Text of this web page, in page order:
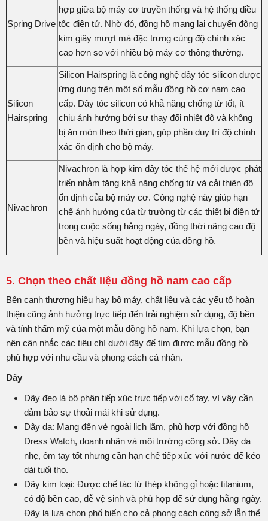
Spring Drive
hợp giữa bộ máy cơ truyền thống và hệ thống điều
tốc điện tử. Nhờ đó, đồng hồ mang lại chuyển động
kim giây mượt mà đặc trưng cùng độ chính xác
cao hơn so với nhiều bộ máy cơ thông thường.
Silicon
Hairspring
Silicon Hairspring là công nghệ dây tóc silicon được
ứng dụng trên một số mẫu đồng hồ cơ nam cao
cấp. Dây tóc silicon có khả năng chống từ tốt, ít
chịu ảnh hưởng bởi sự thay đổi nhiệt độ và không
bị ăn mòn theo thời gian, góp phần duy trì độ chính
xác ổn định cho bộ máy.
Nivachron
Nivachron là hợp kim dây tóc thế hệ mới được phát
triển nhằm tăng khả năng chống từ và cải thiện độ
ổn định của bộ máy cơ. Công nghệ này giúp hạn
chế ảnh hưởng của từ trường từ các thiết bị điện tử
trong cuộc sống hằng ngày, đồng thời nâng cao độ
bền và hiệu suất hoạt động của đồng hồ.
5. Chọn theo chất liệu đồng hồ nam cao cấp
Bên cạnh thương hiệu hay bộ máy, chất liệu và các yếu tố hoàn
thiện cũng ảnh hưởng trực tiếp đến trải nghiệm sử dụng, độ bền
và tính thẩm mỹ của một mẫu đồng hồ nam. Khi lựa chọn, bạn
nên cân nhắc các tiêu chí dưới đây để tìm được mẫu đồng hồ
phù hợp với nhu cầu và phong cách cá nhân.
Dây
Dây đeo là bộ phận tiếp xúc trực tiếp với cổ tay, vì vậy cần
đảm bảo sự thoải mái khi sử dụng.
Dây da: Mang đến vẻ ngoài lịch lãm, phù hợp với đồng hồ
Dress Watch, doanh nhân và môi trường công sở. Dây da
nhẹ, ôm tay tốt nhưng cần hạn chế tiếp xúc với nước để kéo
dài tuổi thọ.
Dây kim loại: Được chế tác từ thép không gỉ hoặc titanium,
có độ bền cao, dễ vệ sinh và phù hợp để sử dụng hằng ngày.
Đây là lựa chọn phổ biến cho cả phong cách công sở lẫn thể